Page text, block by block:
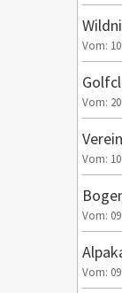
Vom:
Vom:
Vom:
Vom:
Vom: